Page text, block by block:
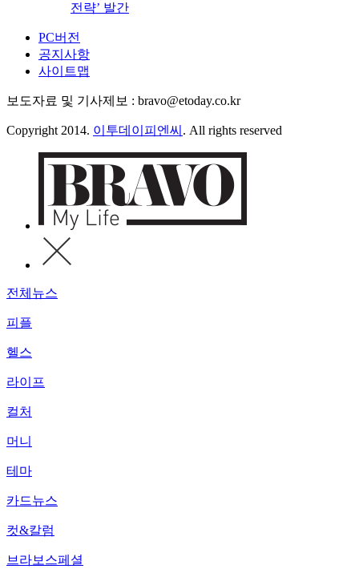
전략’ 발간
PC버전
공지사항
사이트맵
보도자료 및 기사제보 : bravo@etoday.co.kr
Copyright 2014. 이투데이피엔씨 . All rights reserved
전체뉴스
피플
헬스
라이프
컬처
머니
테마
카드뉴스
컷&칼럼
브라보스페셜